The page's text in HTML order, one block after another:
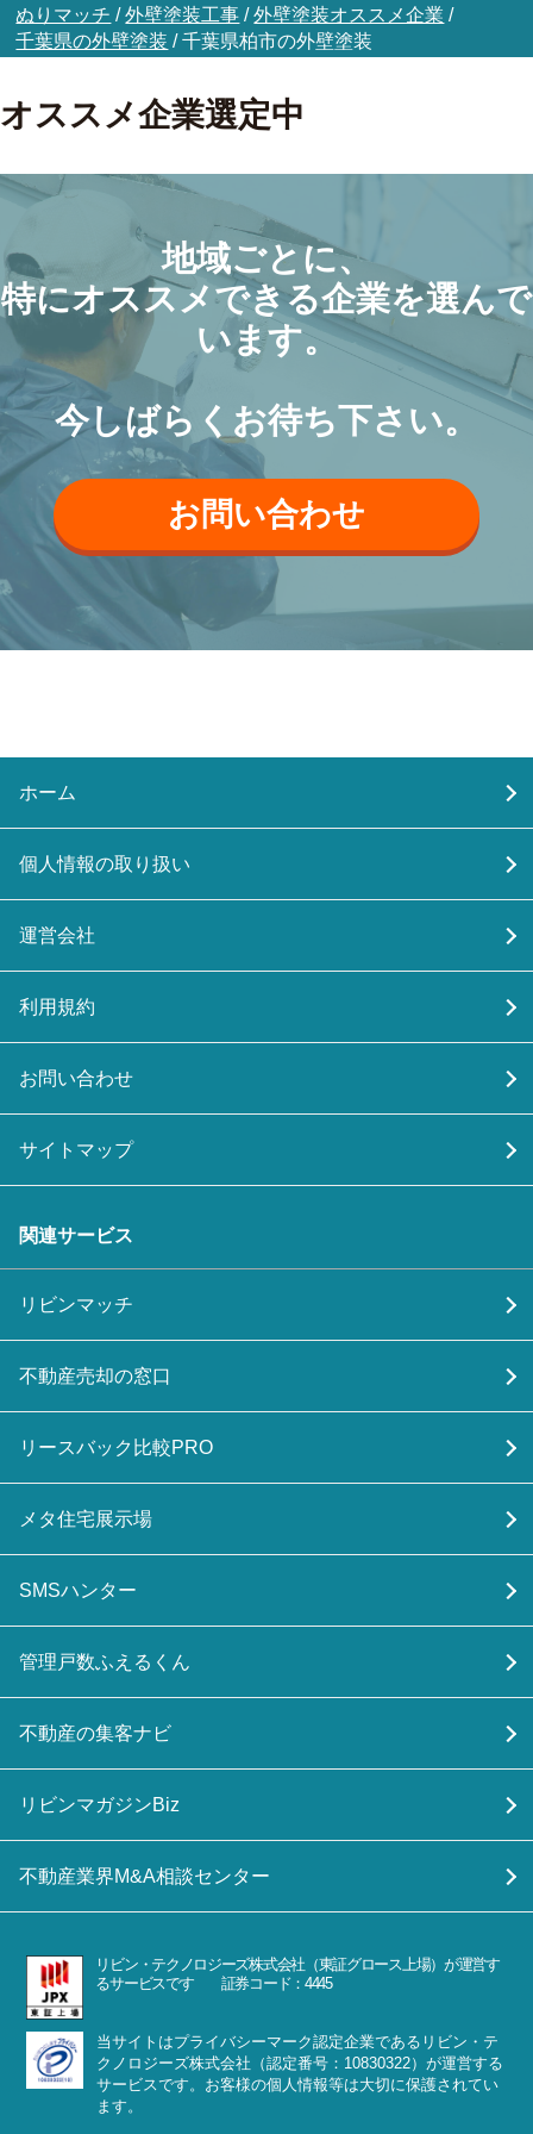
ぬりマッチ /外壁塗装工事 /外壁塗装オススメ企業 /
千葉県の外壁塗装 /千葉県柏市の外壁塗装
オススメ企業選定中
地域ごとに、
特にオススメできる企業を選んで
います。
今しばらくお待ち下さい。
お問い合わせ
ホーム
個人情報の取り扱い
運営会社
利用規約
お問い合わせ
サイトマップ
関連サービス
リビンマッチ
不動産売却の窓口
リースバック比較PRO
メタ住宅展示場
SMSハンター
管理戸数ふえるくん
不動産の集客ナビ
リビンマガジンBiz
不動産業界M&A相談センター
リビン・テクノロジーズ株式会社（東証グロース上場）が運営す
るサービスです 証券コード：4445
当サイトはプライバシーマーク認定企業であるリビン・テ
クノロジーズ株式会社（認定番号：10830322）が運営する
サービスです。お客様の個人情報等は大切に保護されてい
ます。